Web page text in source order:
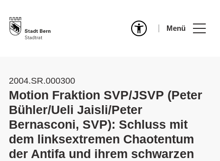
Menü
2004.SR.000300
Motion Fraktion SVP/JSVP (Peter
Bühler/Ueli Jaisli/Peter
Bernasconi, SVP): Schluss mit
dem linksextremen Chaotentum
der Antifa und ihrem schwarzen